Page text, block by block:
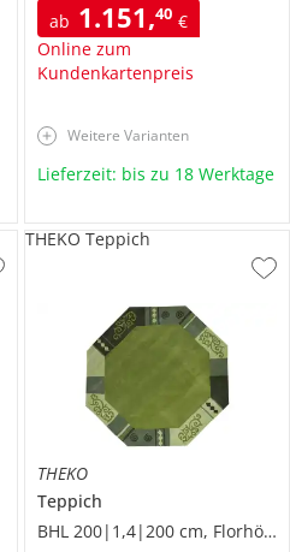
ab 1.151,40 €
Online zum
Kundenkartenpreis
Weitere Varianten
Lieferzeit: bis zu 18 Werktage
THEKO
Teppich
BHL 200|1,4|200 cm, Florhöhe 1 cm
THEKO Teppich